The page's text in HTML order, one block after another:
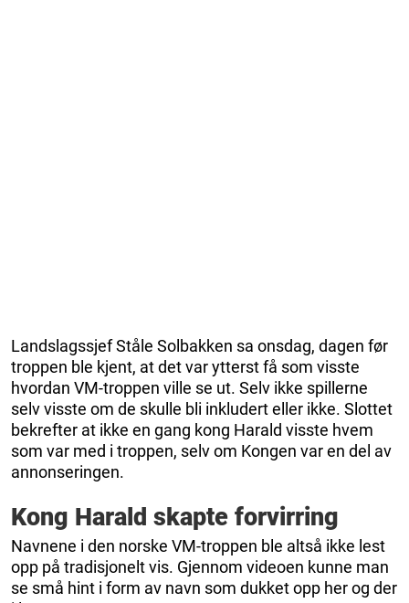
Landslagssjef Ståle Solbakken sa onsdag, dagen før
troppen ble kjent, at det var ytterst få som visste
hvordan VM-troppen ville se ut. Selv ikke spillerne
selv visste om de skulle bli inkludert eller ikke. Slottet
bekrefter at ikke en gang kong Harald visste hvem
som var med i troppen, selv om Kongen var en del av
annonseringen.
Kong Harald skapte forvirring
Navnene i den norske VM-troppen ble altså ikke lest
opp på tradisjonelt vis. Gjennom videoen kunne man
se små hint i form av navn som dukket opp her og der